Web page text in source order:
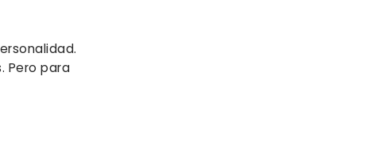
Pero para